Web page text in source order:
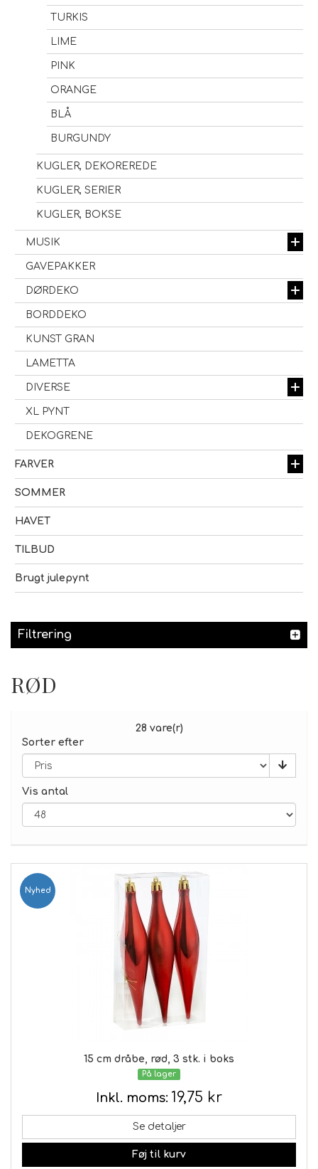
TURKIS
LIME
PINK
ORANGE
BLÅ
BURGUNDY
KUGLER, DEKOREREDE
KUGLER, SERIER
KUGLER, BOKSE
MUSIK
GAVEPAKKER
DØRDEKO
BORDDEKO
KUNST GRAN
LAMETTA
DIVERSE
XL PYNT
DEKOGRENE
FARVER
SOMMER
HAVET
TILBUD
Brugt julepynt
Filtrering
RØD
28 vare(r)
Sorter efter
Vis antal
Nyhed
15 cm dråbe, rød, 3 stk. i boks
På lager
Inkl. moms: 19,75 kr
Se detaljer
Føj til kurv